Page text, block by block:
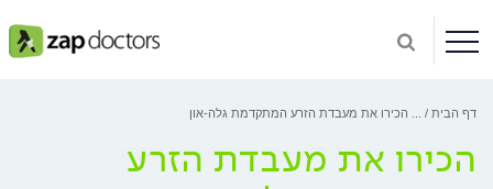
דף הבית הכירו את מעבדת הזרע המתקדמת גלה-און
הכירו את מעבדת הזרע